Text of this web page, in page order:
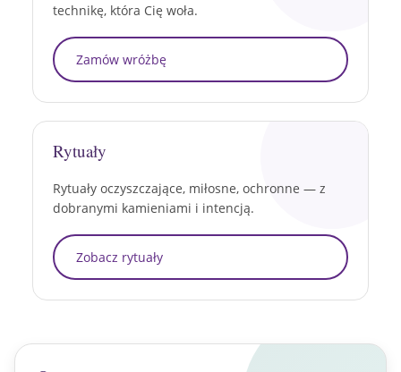
technikę, która Cię woła.
Zamów wróżbę
Rytuały
Rytuały oczyszczające, miłosne, ochronne — z
dobranymi kamieniami i intencją.
Zobacz rytuały